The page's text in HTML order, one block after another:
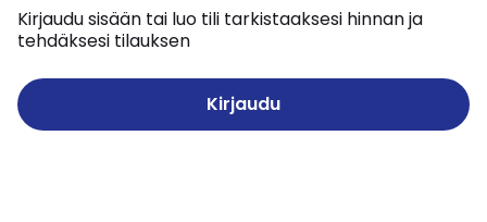
Kirjaudu sisään tai luo tili tarkistaaksesi hinnan ja
tehdäksesi tilauksen
Kirjaudu